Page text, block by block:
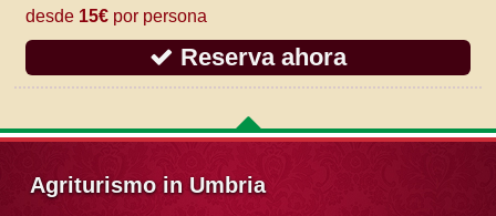
desde 15€ por persona
Reserva ahora
Agriturismo in Umbria